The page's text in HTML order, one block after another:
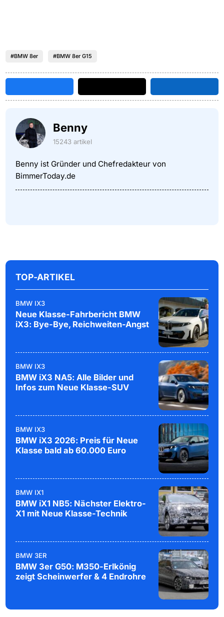
#BMW 8er #BMW 8er G15
Benny
15243 artikel
Benny ist Gründer und Chefredakteur von
BimmerToday.de
TOP-ARTIKEL
BMW IX3
Neue Klasse-Fahrbericht BMW
iX3: Bye-Bye, Reichweiten-Angst
BMW IX3
BMW iX3 NA5: Alle Bilder und
Infos zum Neue Klasse-SUV
BMW IX3
BMW iX3 2026: Preis für Neue
Klasse bald ab 60.000 Euro
BMW IX1
BMW iX1 NB5: Nächster Elektro-
X1 mit Neue Klasse-Technik
BMW 3ER
BMW 3er G50: M350-Erlkönig
zeigt Scheinwerfer & 4 Endrohre